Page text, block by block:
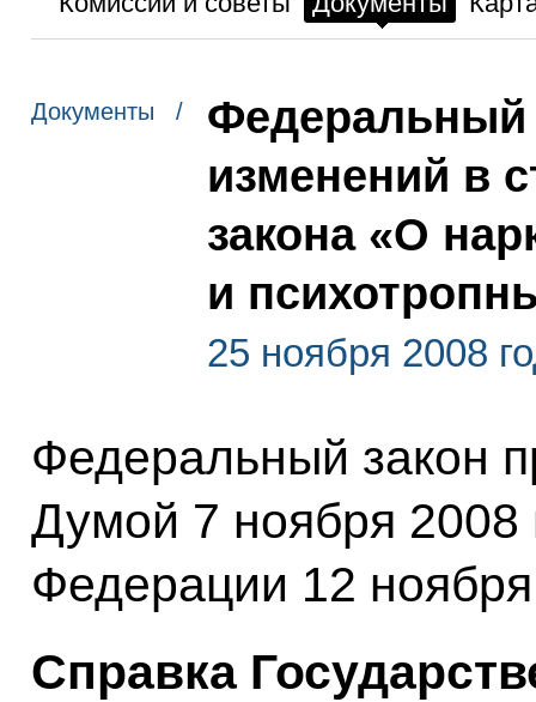
Документы /
Федеральный
изменений в
закона «О
и
25 ноября 2008
Федеральный закон
Думой 7 ноября 2008
Федерации 12
Справка